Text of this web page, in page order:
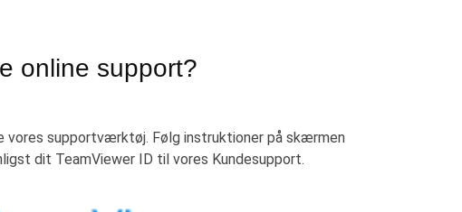
online support?
vores supportværktøj. Følg instruktioner på skærmen
dit TeamViewer ID til vores Kundesupport.